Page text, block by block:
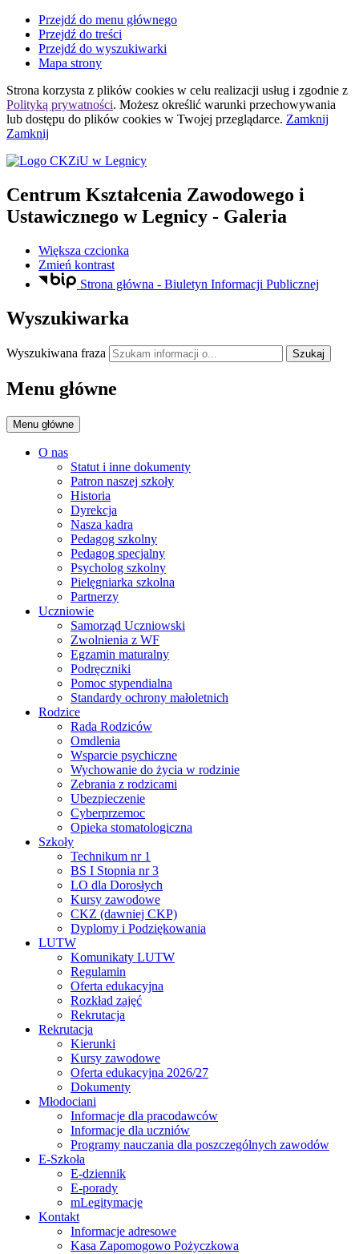
Przejdź do menu głównego
Przejdź do treści
Przejdź do wyszukiwarki
Mapa strony
Strona korzysta z plików cookies w celu realizacji usług i zgodnie z
Polityką prywatności. Możesz określić warunki przechowywania
lub dostępu do plików cookies w Twojej przeglądarce. Zamknij
Zamknij
Centrum Kształcenia Zawodowego i
Ustawicznego w Legnicy - Galeria
Większa czcionka
Zmień kontrast
Strona główna - Biuletyn Informacji Publicznej
Wyszukiwarka
Wyszukiwana fraza Szukaj
Menu główne
Menu główne
O nas
Statut i inne dokumenty
Patron naszej szkoły
Historia
Dyrekcja
Nasza kadra
Pedagog szkolny
Pedagog specjalny
Psycholog szkolny
Pielęgniarka szkolna
Partnerzy
Uczniowie
Samorząd Uczniowski
Zwolnienia z WF
Egzamin maturalny
Podręczniki
Pomoc stypendialna
Standardy ochrony małoletnich
Rodzice
Rada Rodziców
Omdlenia
Wsparcie psychiczne
Wychowanie do życia w rodzinie
Zebrania z rodzicami
Ubezpieczenie
Cyberprzemoc
Opieka stomatologiczna
Szkoły
Technikum nr 1
BS I Stopnia nr 3
LO dla Dorosłych
Kursy zawodowe
CKZ (dawniej CKP)
Dyplomy i Podziękowania
LUTW
Komunikaty LUTW
Regulamin
Oferta edukacyjna
Rozkład zajęć
Rekrutacja
Rekrutacja
Kierunki
Kursy zawodowe
Oferta edukacyjna 2026/27
Dokumenty
Młodociani
Informacje dla pracodawców
Informacje dla uczniów
Programy nauczania dla poszczególnych zawodów
E-Szkoła
E-dziennik
E-porady
mLegitymacje
Kontakt
Informacje adresowe
Kasa Zapomogowo Pożyczkowa